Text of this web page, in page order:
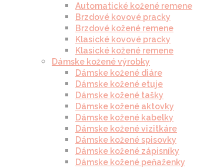
Automatické kožené remene
Brzdové kovové pracky
Brzdové kožené remene
Klasické kovové pracky
Klasické kožené remene
Dámske kožené výrobky
Dámske kožené diáre
Dámske kožené etuje
Dámske kožené tašky
Dámske kožené aktovky
Dámske kožené kabelky
Dámske kožené vizitkáre
Dámske kožené spisovky
Dámske kožené zápisníky
Dámske kožené peňaženky